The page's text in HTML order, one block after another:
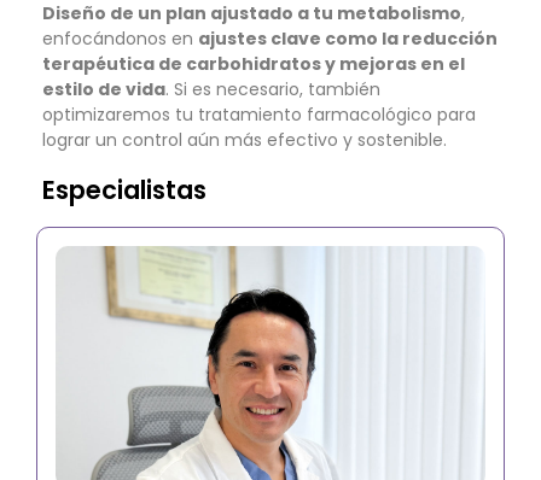
Diseño de un plan ajustado a tu metabolismo,
enfocándonos en ajustes clave como la reducción
terapéutica de carbohidratos y mejoras en el
estilo de vida. Si es necesario, también
optimizaremos tu tratamiento farmacológico para
lograr un control aún más efectivo y sostenible.
Especialistas